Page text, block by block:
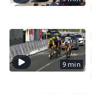
9 min